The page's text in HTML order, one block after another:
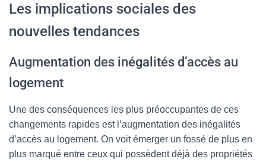
Les implications sociales des
nouvelles tendances
Augmentation des inégalités d’accès au
logement
Une des conséquences les plus préoccupantes de ces
changements rapides est l’augmentation des inégalités
d’accès au logement. On voit émerger un fossé de plus en
plus marqué entre ceux qui possèdent déjà des propriétés